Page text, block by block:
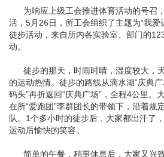
为响应上级工会推进体育活动的号召
活，5月26日，所工会组织了主题为“我爱
徒步活动，来自所内各实验室、部门的
动。
徒步的那天，时雨时晴，湿度较大，
的运动热情。徒步的路线从滴水湖“庆典广
码头”再折返回“庆典广场”，全程4公里。
在所“爱跑团”李群团长的带领下，沿着规
队。1个多小时的徒步后，大家都出汗了
运动后愉快的笑容。
简单的午餐，稍事休息后，大家又兴